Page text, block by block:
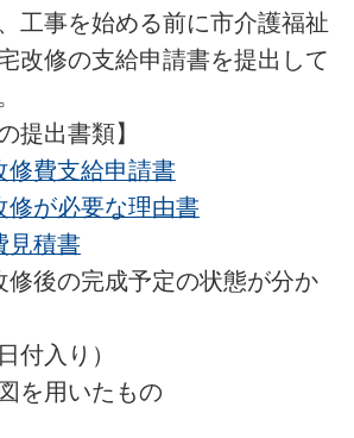
工事を始める前に市介護福祉
改修の支給申請書を提出して
提出書類】
修費支給申請書
修が必要な理由書
見積書
修後の完成予定の状態が分か
付入り）
を用いたもの